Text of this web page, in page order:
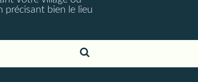
précisant bien le lieu